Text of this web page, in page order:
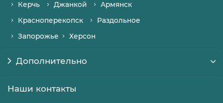
Керчь
Джанкой
Армянск
Красноперекопск
Раздольное
Запорожье
Херсон
Дополнительно
Наши контакты